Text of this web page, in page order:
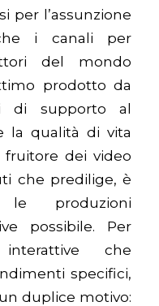
per l’assunzione
i canali per
del mondo
prodotto da
di supporto al
la qualità di vita
dei video
che predilige, è
le produzioni
possibile. Per
che
specifici,
duplice motivo: